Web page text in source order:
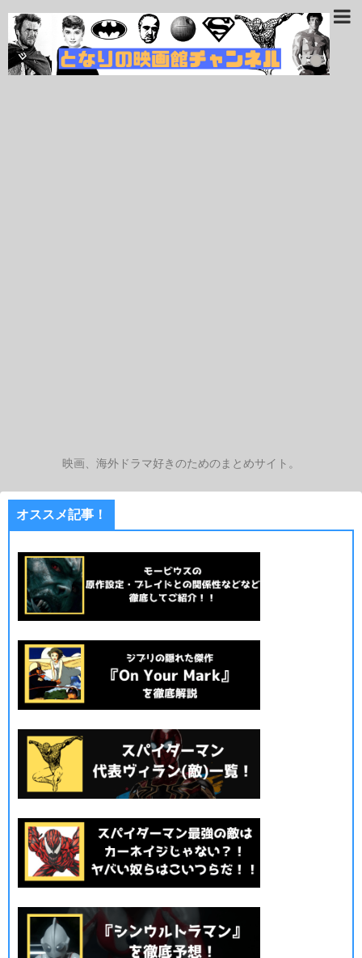
映画、海外ドラマ好きのためのまとめサイト。
オススメ記事！